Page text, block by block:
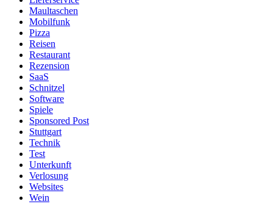
Maultaschen
Mobilfunk
Pizza
Reisen
Restaurant
Rezension
SaaS
Schnitzel
Software
Spiele
Sponsored Post
Stuttgart
Technik
Test
Unterkunft
Verlosung
Websites
Wein